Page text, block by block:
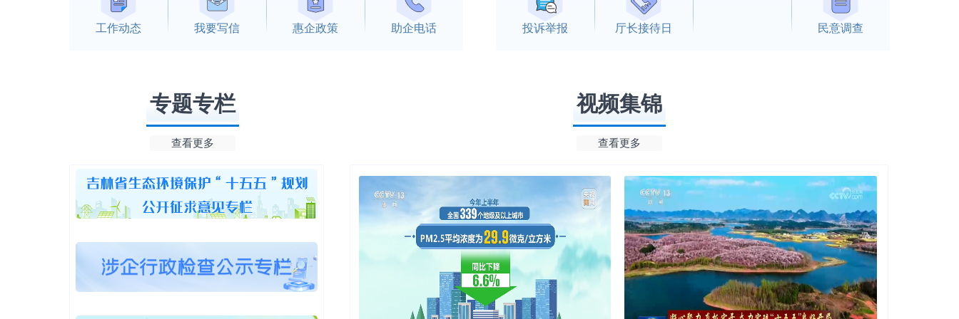
工作动态 我要写信 惠企政策 助企电话 投诉举报 厅长接待日 民意调查
专题专栏
查看更多
视频集锦
查看更多